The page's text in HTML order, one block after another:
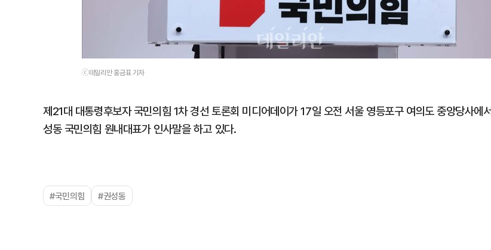
ⓒ데일리안 홍금표 기자
제21대 대통령후보자 국민의힘 1차 경선 토론회 미디어데이가 17일 오전 서울 영등포구 여의도 중앙당사에
성동 국민의힘 원내대표가 인사말을 하고 있다.
#국민의힘 #권성동
5
가 주주환원책 3